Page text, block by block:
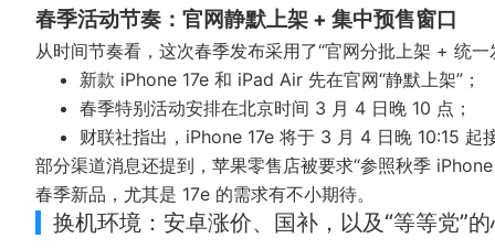
春季活动节奏：官网静默上架 + 集中预售窗口
从时间节奏看，这次春季发布采用了“官网分批上架 + 统一
新款 iPhone 17e 和 iPad Air 先在官网“静默上架”；
春季特别活动安排在北京时间 3 月 4 日晚 10 点；
财联社指出，iPhone 17e 将于 3 月 4 日晚 10:15 起
部分渠道消息还提到，苹果零售店被要求“参照秋季
春季新品，尤其是 17e 的需求有不小期待。
换机环境：安卓涨价、国补，以及“等等党”